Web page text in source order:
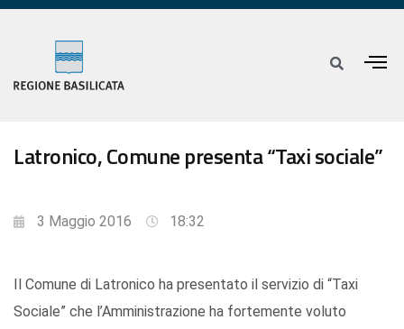
Latronico, Comune presenta “Taxi sociale”
3 Maggio 2016 18:32
Il Comune di Latronico ha presentato il servizio di “Taxi
Sociale” che l’Amministrazione ha fortemente voluto